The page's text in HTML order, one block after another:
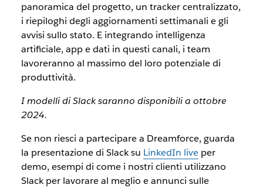
panoramica del progetto, un tracker centralizzato,
i riepiloghi degli aggiornamenti settimanali e gli
avvisi sullo stato. E integrando intelligenza
artificiale, app e dati in questi canali, i team
lavoreranno al massimo del loro potenziale di
produttività.
I modelli di Slack saranno disponibili a ottobre
2024.
Se non riesci a partecipare a Dreamforce, guarda
la presentazione di Slack su LinkedIn liveper
demo, esempi di come i nostri clienti utilizzano
Slack per lavorare al meglio e annunci sulle